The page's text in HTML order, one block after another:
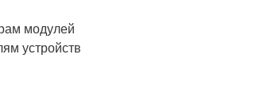
модулей
устройств